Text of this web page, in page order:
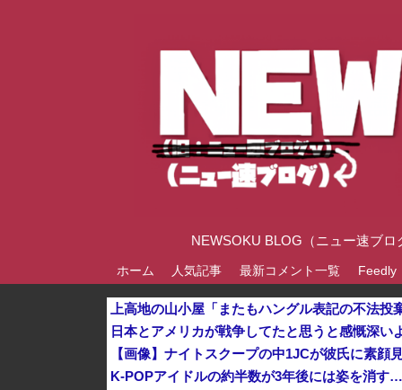
NEWSOKU BLOG（ニュー速ブ
ホーム 人気記事 最新コメント一覧 Feedly
日本とアメリカが戦争してたと思うと感慨深い
K-POPアイドルの約半数が3年後には姿を消す